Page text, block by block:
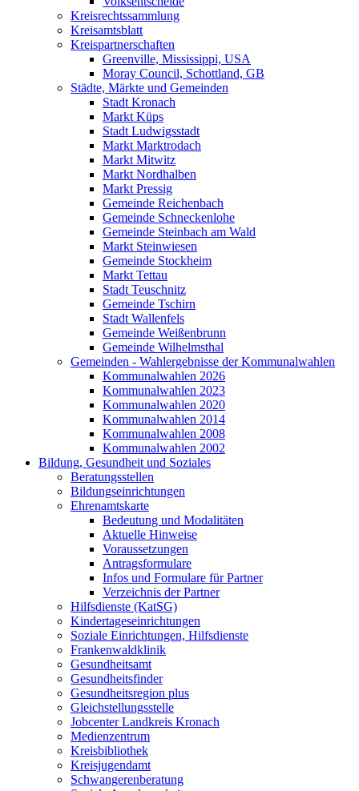
Kreisrechtssammlung
Kreisamtsblatt
Kreispartnerschaften
Greenville, Mississippi, USA
Moray Council, Schottland, GB
Städte, Märkte und Gemeinden
Stadt Kronach
Markt Küps
Stadt Ludwigsstadt
Markt Marktrodach
Markt Mitwitz
Markt Nordhalben
Markt Pressig
Gemeinde Reichenbach
Gemeinde Schneckenlohe
Gemeinde Steinbach am Wald
Markt Steinwiesen
Gemeinde Stockheim
Markt Tettau
Stadt Teuschnitz
Gemeinde Tschirn
Stadt Wallenfels
Gemeinde Weißenbrunn
Gemeinde Wilhelmsthal
Gemeinden - Wahlergebnisse der Kommunalwahlen
Kommunalwahlen 2026
Kommunalwahlen 2023
Kommunalwahlen 2020
Kommunalwahlen 2014
Kommunalwahlen 2008
Kommunalwahlen 2002
Bildung, Gesundheit und Soziales
Beratungsstellen
Bildungseinrichtungen
Ehrenamtskarte
Bedeutung und Modalitäten
Aktuelle Hinweise
Voraussetzungen
Antragsformulare
Infos und Formulare für Partner
Verzeichnis der Partner
Hilfsdienste (KatSG)
Kindertageseinrichtungen
Soziale Einrichtungen, Hilfsdienste
Frankenwaldklinik
Gesundheitsamt
Gesundheitsfinder
Gesundheitsregion plus
Gleichstellungsstelle
Jobcenter Landkreis Kronach
Medienzentrum
Kreisbibliothek
Kreisjugendamt
Schwangerenberatung